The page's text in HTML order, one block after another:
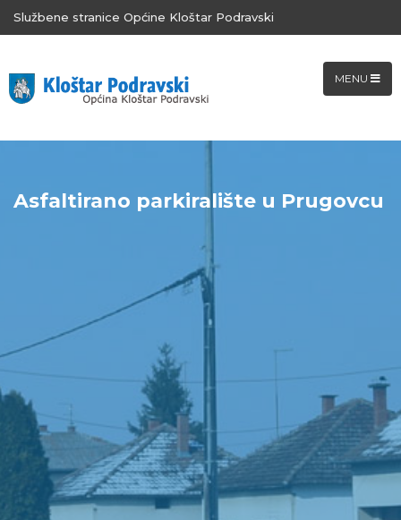
Službene stranice Općine Kloštar Podravski
MENU
Asfaltirano parkiralište u Prugovcu